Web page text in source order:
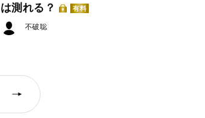
は測れる？
有料
不破聡